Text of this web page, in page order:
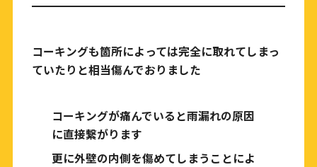
コーキングも箇所によっては完全に取れてしまっ
ていたりと相当傷んでおりました
コーキングが痛んでいると雨漏れの原因
に直接繋がります
更に外壁の内側を傷めてしまうことによ